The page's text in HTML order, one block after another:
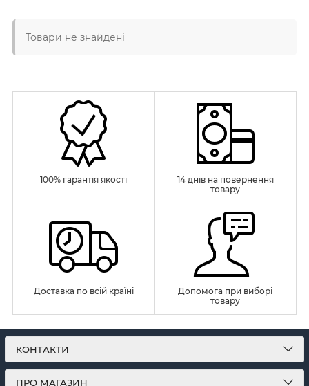
Товари не знайдені
100% гарантія якості
14 днів на повернення
товару
Доставка по всій країні
Допомога при виборі
товару
КОНТАКТИ
ПРО МАГАЗИН